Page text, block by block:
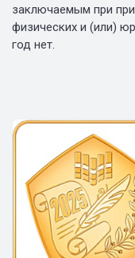
заключаемым при
физических и (или)
год нет.